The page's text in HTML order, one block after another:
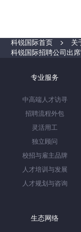
科锐国际首页 关
科锐国际招聘公司出
专业服务
中高端人才访寻
招聘流程外包
灵活用工
独立顾问
校招与雇主品牌
人才培训与发展
人才规划与咨询
生态网络